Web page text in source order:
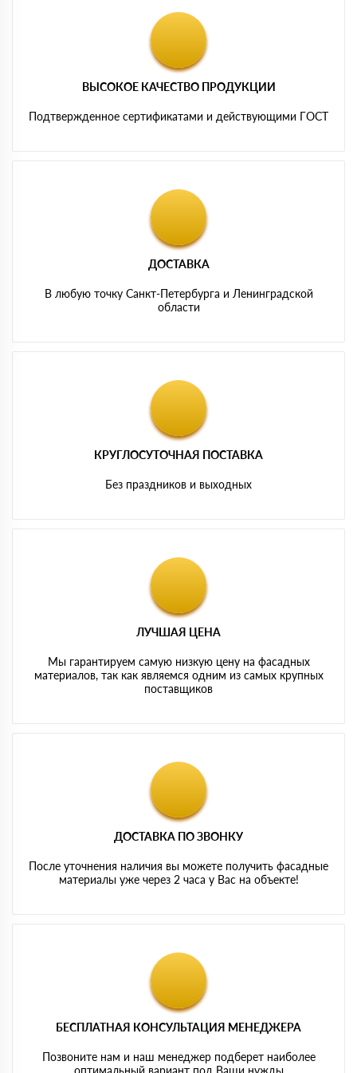
ВЫСОКОЕ КАЧЕСТВО ПРОДУКЦИИ
Подтвержденное сертификатами и действующими ГОСТ
ДОСТАВКА
В любую точку Санкт-Петербурга и Ленинградской
области
КРУГЛОСУТОЧНАЯ ПОСТАВКА
Без праздников и выходных
ЛУЧШАЯ ЦЕНА
Мы гарантируем самую низкую цену на фасадных
материалов, так как являемся одним из самых крупных
поставщиков
ДОСТАВКА ПО ЗВОНКУ
После уточнения наличия вы можете получить фасадные
материалы уже через 2 часа у Вас на объекте!
БЕСПЛАТНАЯ КОНСУЛЬТАЦИЯ МЕНЕДЖЕРА
Позвоните нам и наш менеджер подберет наиболее
оптимальный вариант под Ваши нужды